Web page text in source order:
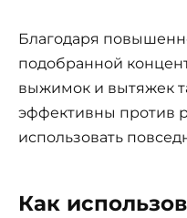
Благодаря
подобранной
выжимок и вытяжек
эффективны против
использовать
Как